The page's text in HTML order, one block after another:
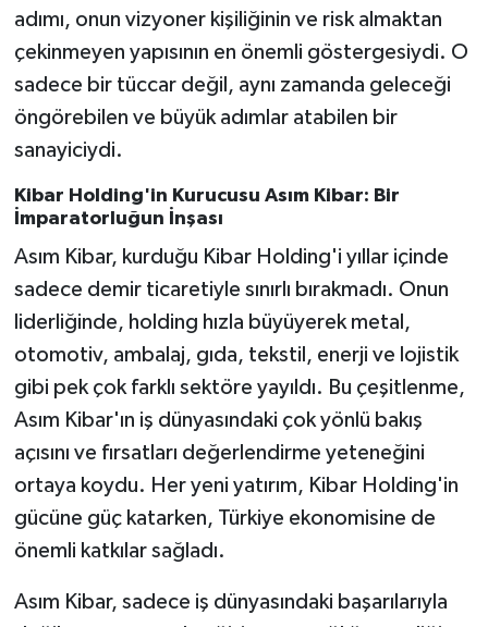
adımı, onun vizyoner kişiliğinin ve risk almaktan
çekinmeyen yapısının en önemli göstergesiydi. O
sadece bir tüccar değil, aynı zamanda geleceği
öngörebilen ve büyük adımlar atabilen bir
sanayiciydi.
Kibar Holding'in Kurucusu Asım Kibar: Bir
İmparatorluğun İnşası
Asım Kibar, kurduğu Kibar Holding'i yıllar içinde
sadece demir ticaretiyle sınırlı bırakmadı. Onun
liderliğinde, holding hızla büyüyerek metal,
otomotiv, ambalaj, gıda, tekstil, enerji ve lojistik
gibi pek çok farklı sektöre yayıldı. Bu çeşitlenme,
Asım Kibar'ın iş dünyasındaki çok yönlü bakış
açısını ve fırsatları değerlendirme yeteneğini
ortaya koydu. Her yeni yatırım, Kibar Holding'in
gücüne güç katarken, Türkiye ekonomisine de
önemli katkılar sağladı.
Asım Kibar, sadece iş dünyasındaki başarılarıyla